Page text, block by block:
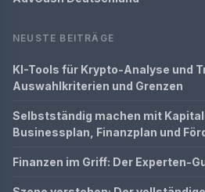
NEUSTE BEITRÄGE
KI-Tools für Krypto-Analyse und
Auswahlkriterien und Grenzen
Selbstständig machen mit
Businessplan, Finanzplan und
Finanzen im Griff: Der Experten-